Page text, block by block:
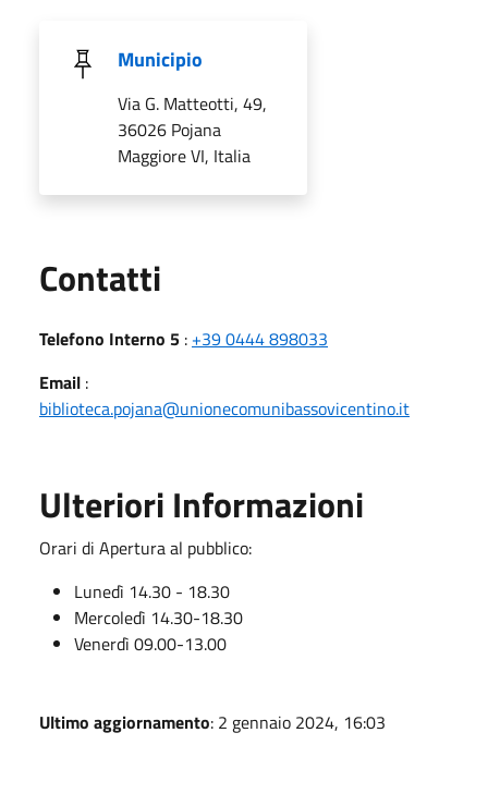
Municipio
Via G. Matteotti, 49,
36026 Pojana
Maggiore VI, Italia
Contatti
Telefono Interno 5 : +39 0444 898033
Email :
biblioteca.pojana@unionecomunibassovicentino.it
Ulteriori Informazioni
Orari di Apertura al pubblico:
Lunedì 14.30 - 18.30
Mercoledì 14.30-18.30
Venerdì 09.00-13.00
Ultimo aggiornamento: 2 gennaio 2024, 16:03